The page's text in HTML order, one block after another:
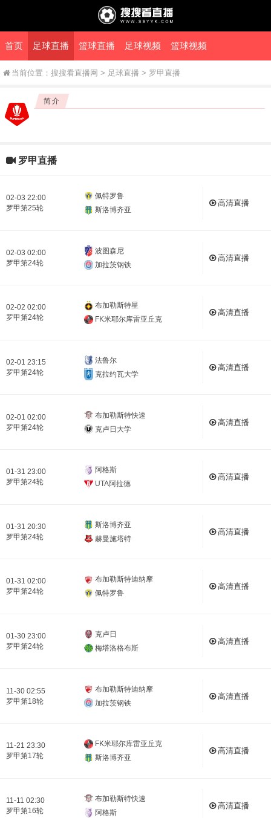
首页 足球直播 篮球直播 足球视频 篮球视频
当前位置： 搜搜看直播网 > 足球直播 > 罗甲直播
简介
罗甲直播
02-03 22:00
罗甲第25轮
佩特罗鲁
斯洛博齐亚
高清直播
02-03 02:00
罗甲第24轮
波图森尼
加拉茨钢铁
高清直播
02-02 02:00
罗甲第24轮
布加勒斯特星
FK米耶尔库雷亚丘克
高清直播
02-01 23:15
罗甲第24轮
法鲁尔
克拉约瓦大学
高清直播
02-01 02:00
罗甲第24轮
布加勒斯特快速
克卢日大学
高清直播
01-31 23:00
罗甲第24轮
阿格斯
UTA阿拉德
高清直播
01-31 20:30
罗甲第24轮
斯洛博齐亚
赫曼施塔特
高清直播
01-31 02:00
罗甲第24轮
布加勒斯特迪纳摩
佩特罗鲁
高清直播
01-30 23:00
罗甲第24轮
克卢日
梅塔洛格布斯
高清直播
11-30 02:55
罗甲第18轮
布加勒斯特迪纳摩
加拉茨钢铁
高清直播
11-21 23:30
罗甲第17轮
FK米耶尔库雷亚丘克
斯洛博齐亚
高清直播
11-11 02:30
罗甲第16轮
布加勒斯特快速
阿格斯
高清直播